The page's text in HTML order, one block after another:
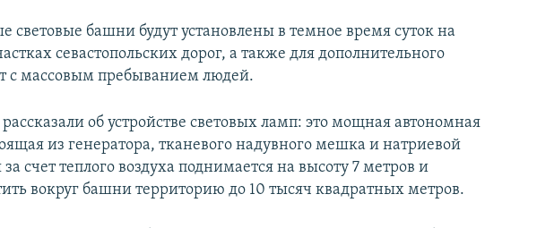
световые башни будут установлены в темное время суток на
севастопольских дорог, а также для дополнительного
с массовым пребыванием людей.
об устройстве световых ламп: это мощная автономная
из генератора, тканевого надувного мешка и натриевой
счет теплого воздуха поднимается на высоту 7 метров и
вокруг башни территорию до 10 тысяч квадратных метров.